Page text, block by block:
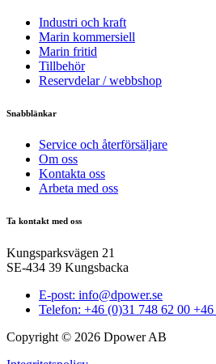
Industri och kraft
Marin kommersiell
Marin fritid
Tillbehör
Reservdelar / webbshop
Snabblänkar
Service och återförsäljare
Om oss
Kontakta oss
Arbeta med oss
Ta kontakt med oss
Kungsparksvägen 21
SE-434 39 Kungsbacka
E-post: info@dpower.se
Telefon: +46 (0)31 748 62 00
Copyright © 2026 Dpower AB